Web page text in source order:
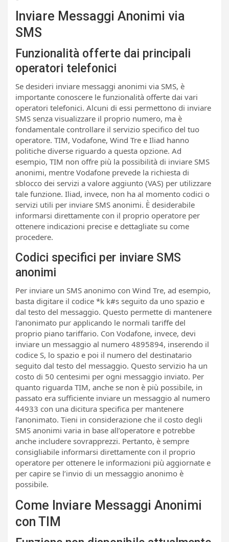
Inviare Messaggi Anonimi via
SMS
Funzionalità offerte dai principali
operatori telefonici
Se desideri inviare messaggi anonimi via SMS, è
importante conoscere le funzionalità offerte dai vari
operatori telefonici. Alcuni di essi permettono di inviare
SMS senza visualizzare il proprio numero, ma è
fondamentale controllare il servizio specifico del tuo
operatore. TIM, Vodafone, Wind Tre e Iliad hanno
politiche diverse riguardo a questa opzione. Ad
esempio, TIM non offre più la possibilità di inviare SMS
anonimi, mentre Vodafone prevede la richiesta di
sblocco dei servizi a valore aggiunto (VAS) per utilizzare
tale funzione. Iliad, invece, non ha al momento codici o
servizi utili per inviare SMS anonimi. È desiderabile
informarsi direttamente con il proprio operatore per
ottenere indicazioni precise e dettagliate su come
procedere.
Codici specifici per inviare SMS
anonimi
Per inviare un SMS anonimo con Wind Tre, ad esempio,
basta digitare il codice *k k#s seguito da uno spazio e
dal testo del messaggio. Questo permette di mantenere
l’anonimato pur applicando le normali tariffe del
proprio piano tariffario. Con Vodafone, invece, devi
inviare un messaggio al numero 4895894, inserendo il
codice S, lo spazio e poi il numero del destinatario
seguito dal testo del messaggio. Questo servizio ha un
costo di 50 centesimi per ogni messaggio inviato. Per
quanto riguarda TIM, anche se non è più possibile, in
passato era sufficiente inviare un messaggio al numero
44933 con una dicitura specifica per mantenere
l’anonimato. Tieni in considerazione che il costo degli
SMS anonimi varia in base all’operatore e potrebbe
anche includere sovrapprezzi. Pertanto, è sempre
consigliabile informarsi direttamente con il proprio
operatore per ottenere le informazioni più aggiornate e
per capire se l’invio di un messaggio anonimo è
possibile.
Come Inviare Messaggi Anonimi
con TIM